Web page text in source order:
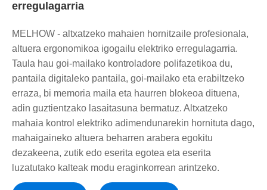
erregulagarria
MELHOW - altxatzeko mahaien hornitzaile profesionala,
altuera ergonomikoa igogailu elektriko erregulagarria.
Taula hau goi-mailako kontroladore polifazetikoa du,
pantaila digitaleko pantaila, goi-mailako eta erabiltzeko
erraza, bi memoria maila eta haurren blokeoa dituena,
adin guztientzako lasaitasuna bermatuz. Altxatzeko
mahaia kontrol elektriko adimendunarekin hornituta dago,
mahaigaineko altuera beharren arabera egokitu
dezakeena, zutik edo eserita egotea eta eserita
luzatutako kalteak modu eraginkorrean arintzeko.